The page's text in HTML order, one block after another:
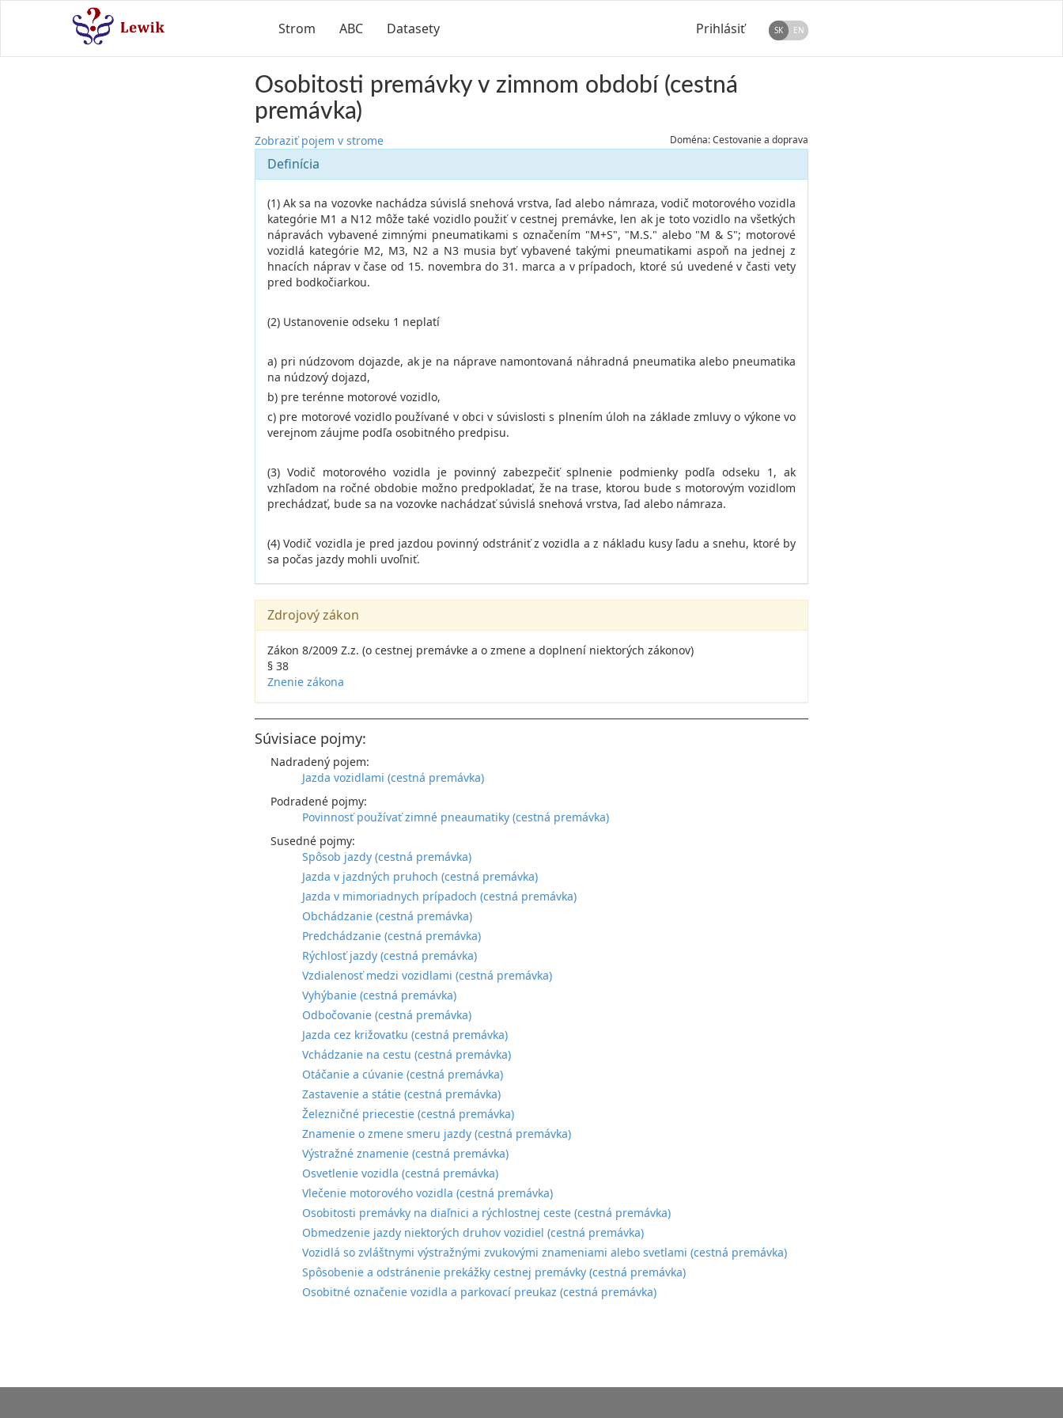
Strom ABC Datasety Prihlásiť SK EN
Osobitosti premávky v zimnom období (cestná
premávka)
Zobraziť pojem v strome Doména: Cestovanie a doprava
Definícia
(1) Ak sa na vozovke nachádza súvislá snehová vrstva, ľad alebo námraza, vodič motorového vozidla
kategórie M1 a N12 môže také vozidlo použiť v cestnej premávke, len ak je toto vozidlo na všetkých
nápravách vybavené zimnými pneumatikami s označením "M+S", "M.S." alebo "M & S"; motorové
vozidlá kategórie M2, M3, N2 a N3 musia byť vybavené takými pneumatikami aspoň na jednej z
hnacích náprav v čase od 15. novembra do 31. marca a v prípadoch, ktoré sú uvedené v časti vety
pred bodkočiarkou.
(2) Ustanovenie odseku 1 neplatí
a) pri núdzovom dojazde, ak je na náprave namontovaná náhradná pneumatika alebo pneumatika
na núdzový dojazd,
b) pre terénne motorové vozidlo,
c) pre motorové vozidlo používané v obci v súvislosti s plnením úloh na základe zmluvy o výkone vo
verejnom záujme podľa osobitného predpisu.
(3) Vodič motorového vozidla je povinný zabezpečiť splnenie podmienky podľa odseku 1, ak
vzhľadom na ročné obdobie možno predpokladať, že na trase, ktorou bude s motorovým vozidlom
prechádzať, bude sa na vozovke nachádzať súvislá snehová vrstva, ľad alebo námraza.
(4) Vodič vozidla je pred jazdou povinný odstrániť z vozidla a z nákladu kusy ľadu a snehu, ktoré by
sa počas jazdy mohli uvoľniť.
Zdrojový zákon
Zákon 8/2009 Z.z. (o cestnej premávke a o zmene a doplnení niektorých zákonov)
§ 38
Znenie zákona
Súvisiace pojmy:
Nadradený pojem:
Jazda vozidlami (cestná premávka)
Podradené pojmy:
Povinnosť používať zimné pneaumatiky (cestná premávka)
Susedné pojmy:
Spôsob jazdy (cestná premávka)
Jazda v jazdných pruhoch (cestná premávka)
Jazda v mimoriadnych prípadoch (cestná premávka)
Obchádzanie (cestná premávka)
Predchádzanie (cestná premávka)
Rýchlosť jazdy (cestná premávka)
Vzdialenosť medzi vozidlami (cestná premávka)
Vyhýbanie (cestná premávka)
Odbočovanie (cestná premávka)
Jazda cez križovatku (cestná premávka)
Vchádzanie na cestu (cestná premávka)
Otáčanie a cúvanie (cestná premávka)
Zastavenie a státie (cestná premávka)
Železničné priecestie (cestná premávka)
Znamenie o zmene smeru jazdy (cestná premávka)
Výstražné znamenie (cestná premávka)
Osvetlenie vozidla (cestná premávka)
Vlečenie motorového vozidla (cestná premávka)
Osobitosti premávky na diaľnici a rýchlostnej ceste (cestná premávka)
Obmedzenie jazdy niektorých druhov vozidiel (cestná premávka)
Vozidlá so zvláštnymi výstražnými zvukovými znameniami alebo svetlami (cestná premávka)
Spôsobenie a odstránenie prekážky cestnej premávky (cestná premávka)
Osobitné označenie vozidla a parkovací preukaz (cestná premávka)